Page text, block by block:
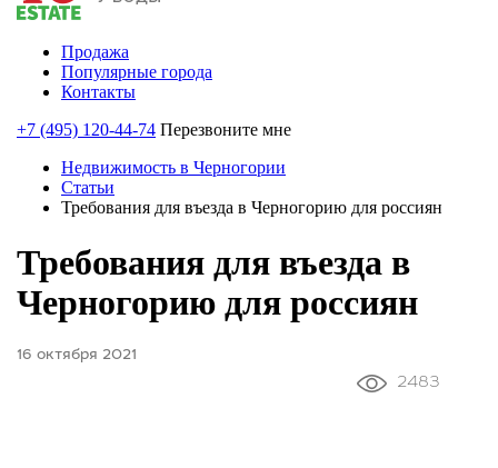
Продажа
Популярные города
Контакты
+7 (495) 120-44-74 Перезвоните мне
Недвижимость в Черногории
Статьи
Требования для въезда в Черногорию для россиян
Требования для въезда в
Черногорию для россиян
16 октября 2021
2483